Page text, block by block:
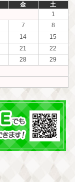
金 土
1
7
8
14
15
21
22
28
29